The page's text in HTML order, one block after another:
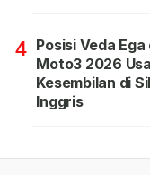
4 Posisi Veda
Moto3 2026
Kesembilan di
Inggris